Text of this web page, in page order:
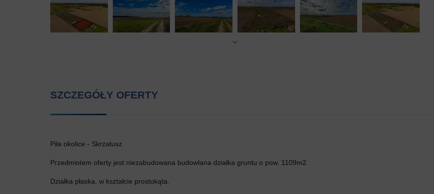
SZCZEGÓŁY OFERTY
Piła okolice - Skrzatusz
Przedmiotem oferty jest niezabudowana budowlana działka gruntu o pow. 1109m2
Działka płaska, w kształcie prostokąta.